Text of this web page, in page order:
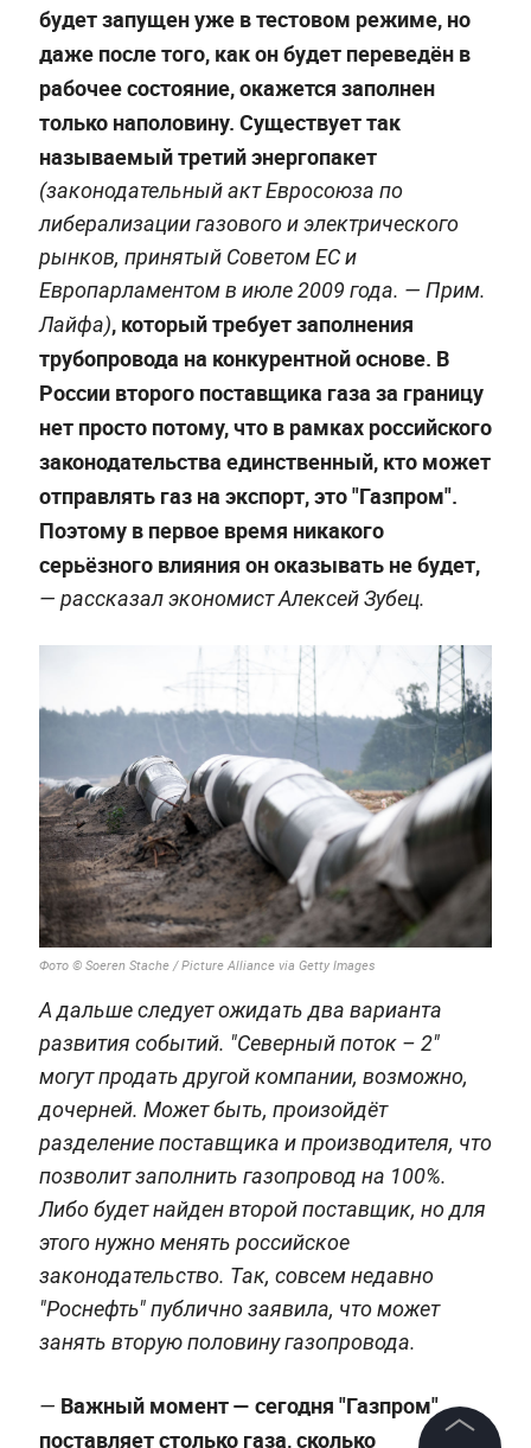
будет запущен уже в тестовом режиме, но
даже после того, как он будет переведён в
рабочее состояние, окажется заполнен
только наполовину. Существует так
называемый третий энергопакет
(законодательный акт Евросоюза по
либерализации газового и электрического
рынков, принятый Советом ЕС и
Европарламентом в июле 2009 года. — Прим.
Лайфа), который требует заполнения
трубопровода на конкурентной основе. В
России второго поставщика газа за границу
нет просто потому, что в рамках российского
законодательства единственный, кто может
отправлять газ на экспорт, это "Газпром".
Поэтому в первое время никакого
серьёзного влияния он оказывать не будет,
— рассказал экономист Алексей Зубец.
Фото © Soeren Stache / Picture Alliance via Getty Images
А дальше следует ожидать два варианта
развития событий. "Северный поток – 2"
могут продать другой компании, возможно,
дочерней. Может быть, произойдёт
разделение поставщика и производителя, что
позволит заполнить газопровод на 100%.
Либо будет найден второй поставщик, но для
этого нужно менять российское
законодательство. Так, совсем недавно
"Роснефть" публично заявила, что может
занять вторую половину газопровода.
— Важный момент — сегодня "Газпром"
поставляет столько газа, сколько